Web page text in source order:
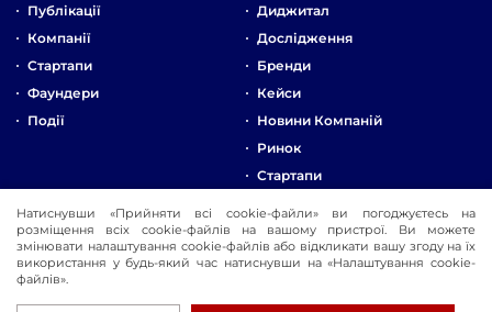
Публікації
Компанії
Стартапи
Фаундери
Події
Диджитал
Дослідження
Бренди
Кейси
Новини Компаній
Ринок
Стартапи
Про Компанію
Реклама
Контакти
Натиснувши «Прийняти всі cookie-файли» ви погоджуєтесь на
розміщення всіх cookie-файлів на вашому пристрої. Ви можете
змінювати налаштування cookie-файлів або відкликати вашу згоду на їх
використання у будь-який час натиснувши на «Налаштування cookie-
файлів».